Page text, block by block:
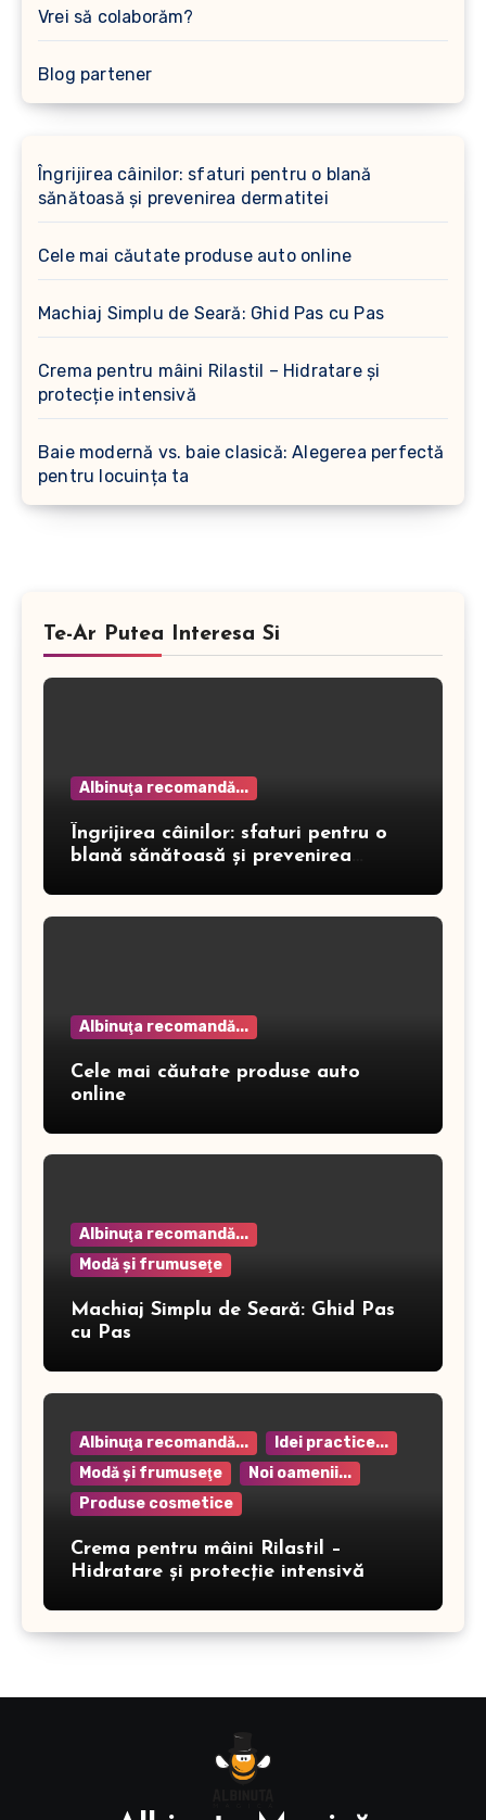
Vrei să colaborăm?
Blog partener
Îngrijirea câinilor: sfaturi pentru o blană
sănătoasă și prevenirea dermatitei
Cele mai căutate produse auto online
Machiaj Simplu de Seară: Ghid Pas cu Pas
Crema pentru mâini Rilastil – Hidratare și
protecție intensivă
Baie modernă vs. baie clasică: Alegerea perfectă
pentru locuința ta
Te-Ar Putea Interesa Si
Albinuţa recomandă...
Îngrijirea câinilor: sfaturi pentru o
blană sănătoasă și prevenirea
Albinuţa recomandă...
Cele mai căutate produse auto
online
Albinuţa recomandă...
Modă şi frumuseţe
Machiaj Simplu de Seară: Ghid Pas
cu Pas
Albinuţa recomandă...
Idei practice...
Modă şi frumuseţe
Noi oamenii...
Produse cosmetice
Crema pentru mâini Rilastil –
Hidratare și protecție intensivă